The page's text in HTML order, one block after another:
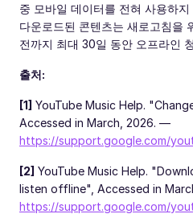
중 모바일 데이터를 전혀 사용하
다운로드된 콘텐츠는 새로고침을
전까지 최대 30일 동안 오프라인
출처:
[1] YouTube Music Help.
Accessed in March, 2026. —
https://support.google.com/
[2] YouTube Music Help.
listen offline", Accessed in
https://support.google.com/